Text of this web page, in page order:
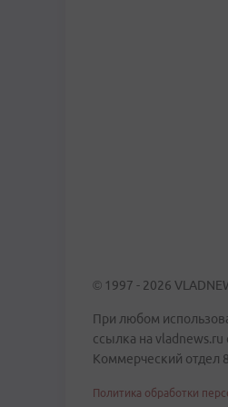
© 1997 - 2026
При любом
ссылка на vladnews.ru
Коммерческий отдел
Политика обработки